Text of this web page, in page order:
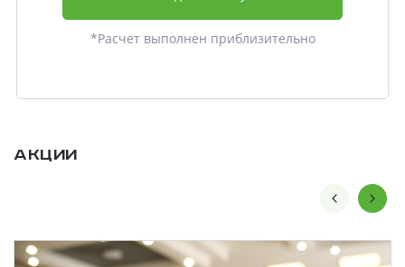
*Расчет выполнен приблизительно
Акции